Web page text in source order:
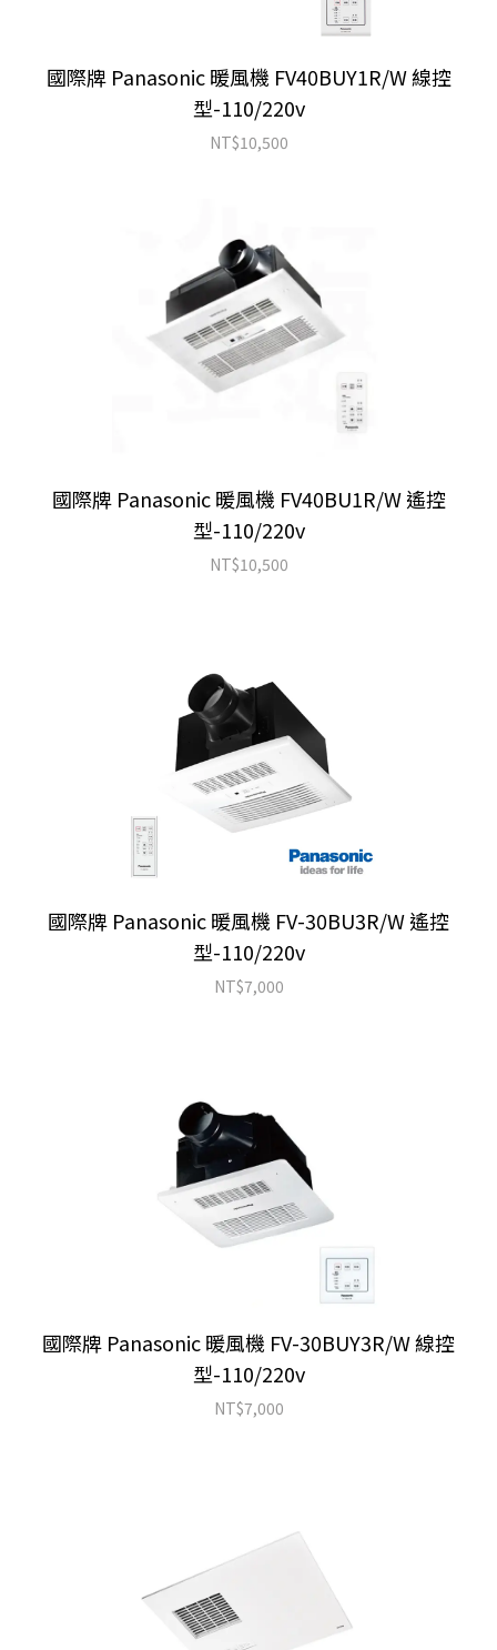
國際牌 Panasonic 暖風機 FV40BUY1R/W 線控
型-110/220v
NT$10,500
國際牌 Panasonic 暖風機 FV40BU1R/W 遙控
型-110/220v
NT$10,500
國際牌 Panasonic 暖風機 FV-30BU3R/W 遙控
型-110/220v
NT$7,000
國際牌 Panasonic 暖風機 FV-30BUY3R/W 線控
型-110/220v
NT$7,000